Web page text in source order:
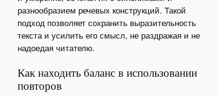
разнообразием речевых конструкций. Такой
подход позволяет сохранить выразительность
текста и усилить его смысл, не раздражая и не
надоедая читателю.
Как находить баланс в использовании
повторов